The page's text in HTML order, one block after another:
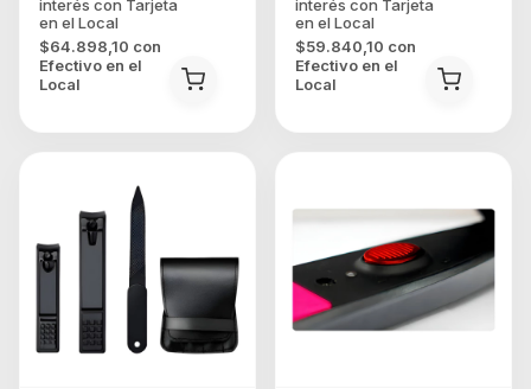
$64.898,10 con
Efectivo en el
Local
$59.840,10 con
Efectivo en el
Local